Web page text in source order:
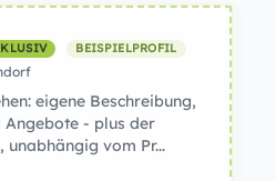
BEISPIELPROFIL
eigene Beschreibung,
Angebote - plus der
unabhängig vom Pr...